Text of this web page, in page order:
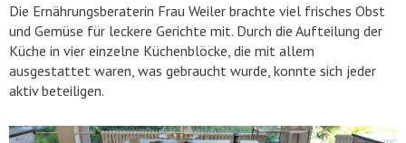
Die Ernährungsberaterin Frau Weiler brachte viel frisches Obst
und Gemüse für leckere Gerichte mit. Durch die Aufteilung der
Küche in vier einzelne Küchenblöcke, die mit allem
ausgestattet waren, was gebraucht wurde, konnte sich jeder
aktiv beteiligen.